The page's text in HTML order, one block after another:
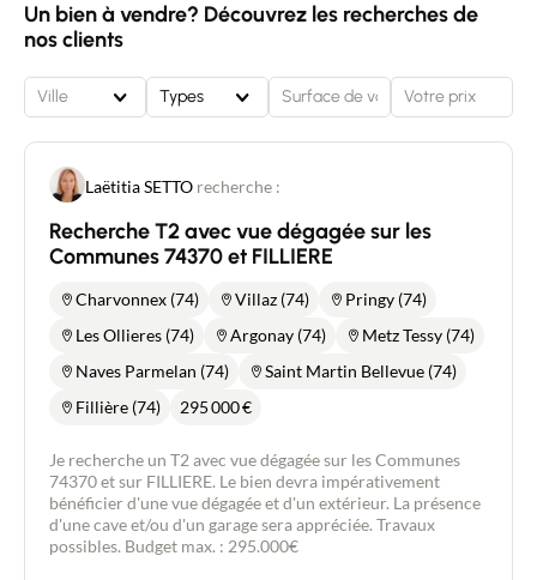
Un bien à vendre? Découvrez les recherches de
nos clients
Ville Types
Laëtitia SETTO recherche :
Recherche T2 avec vue dégagée sur les
Communes 74370 et FILLIERE
Charvonnex (74) Villaz (74)
Pringy (74)
Les Ollieres (74)
Argonay (74)
Metz Tessy (74)
Naves Parmelan (74)
Saint Martin Bellevue (74)
Fillière (74)
295 000€
Je recherche un T2 avec vue dégagée sur les Communes
74370 et sur FILLIERE. Le bien devra impérativement
bénéficier d'une vue dégagée et d'un extérieur. La présence
d'une cave et/ou d'un garage sera appréciée. Travaux
possibles. Budget max. : 295.000€